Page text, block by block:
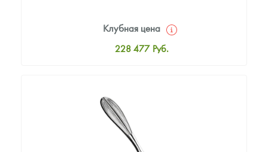
Клубная цена
228 477 Руб.
Цена выкупа